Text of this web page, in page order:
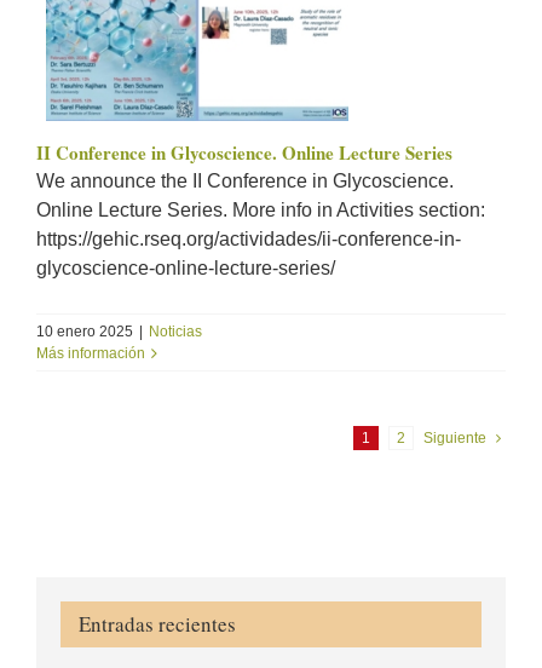
II Conference in Glycoscience. Online Lecture Series
We announce the II Conference in Glycoscience.
Online Lecture Series. More info in Activities section:
https://gehic.rseq.org/actividades/ii-conference-in-
glycoscience-online-lecture-series/
10 enero 2025 | Noticias
Más información
1 2 Siguiente
Entradas recientes